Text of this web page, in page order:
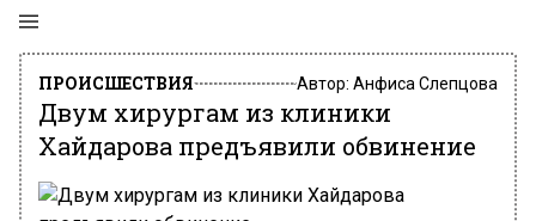
ПРОИСШЕСТВИЯ Автор: Анфиса Слепцова
Двум хирургам из клиники
Хайдарова предъявили обвинение